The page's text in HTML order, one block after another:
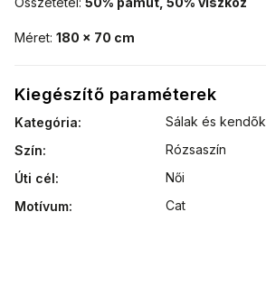
Méret: 180 x 70 cm
Kiegészítő paraméterek
Kategória:
Sálak és kendõk
Szín:
Rózsaszín
Úti cél:
Női
Motívum: Cat